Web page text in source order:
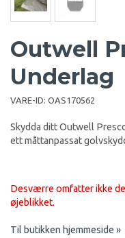
Outwell
Underlag
VARE-ID: OAS170562
Skydda ditt Outwell
ett måttanpassat
Desværre omfatter ikke
øjeblikket.
Til butikken hjemmeside »